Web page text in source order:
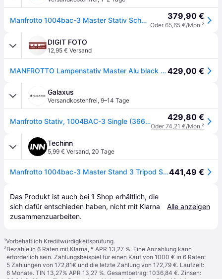
Manfrotto 1004bac-3 Master Stativ Schwarz,4-teilige Säu 379,90 €
Oder 65,65 €/Mon.²
DIGIT FOTO
12,95 € Versand
MANFROTTO Lampenstativ Master Alu black 3er Set #1004BAC-3 (Sperrgut)429,00 €
Galaxus
Versandkostenfrei, 9–14 Tage
Manfrotto Stativ, 1004BAC-3 Single (366cm, 9kg), Lampenstativ, Schwarz 429,80 €
Oder 74,21 €/Mon.²
Techinn
5,99 € Versand, 20 Tage
Manfrotto 1004bac-3 Master Stand 3 Tripod Schwarz441,49 €
Das Produkt ist auch bei 1 Shop erhältlich, die
sich dafür entschieden haben, nicht mit Klarna
zusammenzuarbeiten.
Alle anzeigen
¹Vorbehaltlich Kreditwürdigkeitsprüfung.
²Bezahle in 6 Raten mit Klarna, * APR 13,27 %. Eine Anzahlung kann
erforderlich sein. Zahlungsbeispiel für einen Kauf von 1000 € in 6 Raten:
5 Zahlungen von 172,81€ und die letzte Zahlung von 172,79 €. Laufzeit:
6 Monate. TIN 13,27% APR 13,27 %. Gesamtbetrag: 1036,84 €. Zinsen: